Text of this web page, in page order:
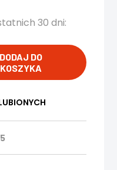
30 dni:
DODAJ DO
KOSZYKA